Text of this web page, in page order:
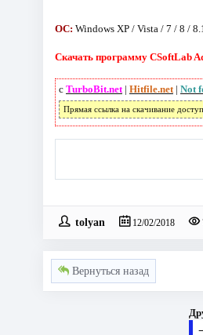
ОС: Windows XP / Vista / 7 / 8 /
Скачать программу CSoftLab
с TurboBit.net| Hitfile.net| Not
Прямая ссылка на скачивание
tolyan 12/02/2018
Вернуться назад